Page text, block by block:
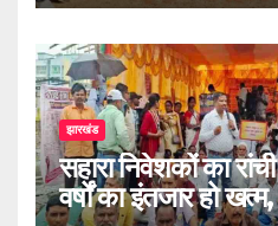
झारखंड
सहारा निवेशकों का
वर्षों का इंतजार हो